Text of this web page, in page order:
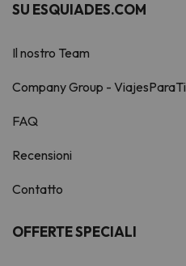
SU ESQUIADES.COM
Il nostro Team
Company Group - ViajesParaTi
FAQ
Recensioni
Contatto
OFFERTE SPECIALI